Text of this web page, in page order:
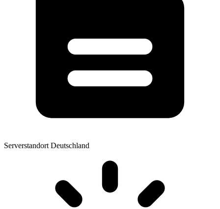
Serverstandort Deutschland